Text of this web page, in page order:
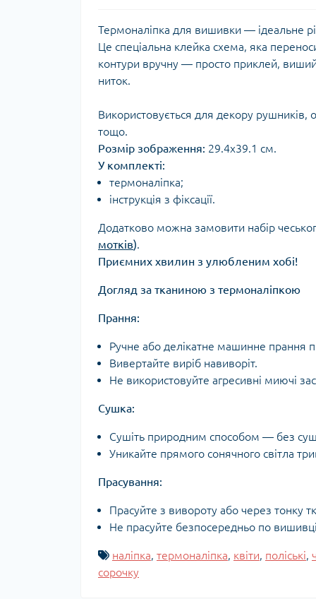
Термоналіпка для вишивки — ідеальне
Це спеціальна клейка схема, яка
контури вручну — просто приклей, виший
ниток.
Використовується для декору рушників,
тощо.
Розмір зображення: 29.4х39.1 см.
У комплекті:
термоналіпка;
інструкція з фіксації.
Додатково можна замовити набір
мотків).
Приємних хвилин з улюбленим хобі!
Догляд за тканиною з термоналіпкою
Прання:
Ручне або делікатне машинне прання
Вивертайте виріб навиворіт.
Не використовуйте агресивні миючі
Сушка:
Сушіть природним способом — без
Уникайте прямого сонячного світла
Прасування:
Прасуйте з вивороту або через тонку
Не прасуйте безпосередньо по
наліпка, термоналіпка, квіти, поліські,
сорочку